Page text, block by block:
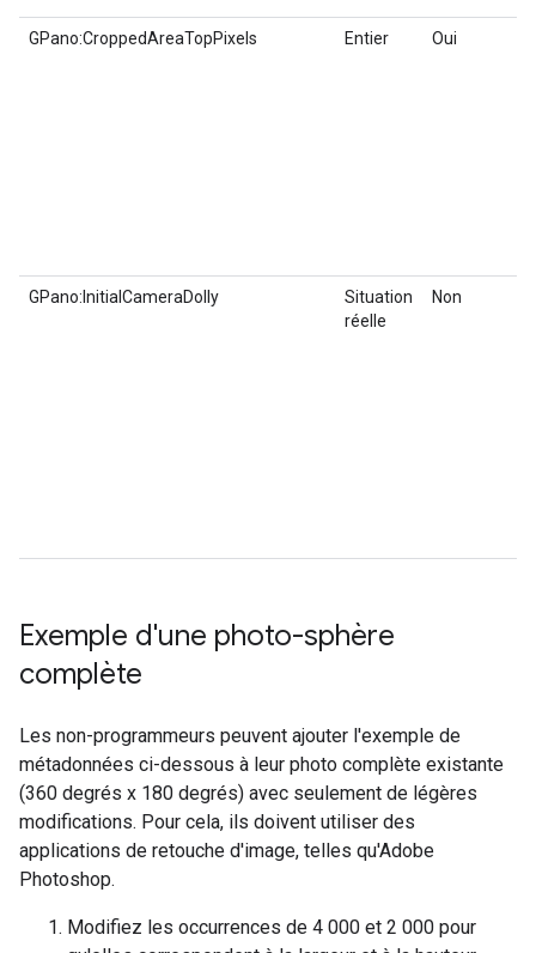
GPano:CroppedAreaTopPixels Entier Oui
GPano:InitialCameraDolly
Situation
réelle
Non
Exemple d'une photo-sphère
complète
Les non-programmeurs peuvent ajouter l'exemple de
métadonnées ci-dessous à leur photo complète existante
(360 degrés x 180 degrés) avec seulement de légères
modifications. Pour cela, ils doivent utiliser des
applications de retouche d'image, telles qu'Adobe
Photoshop.
Modifiez les occurrences de 4 000 et 2 000 pour